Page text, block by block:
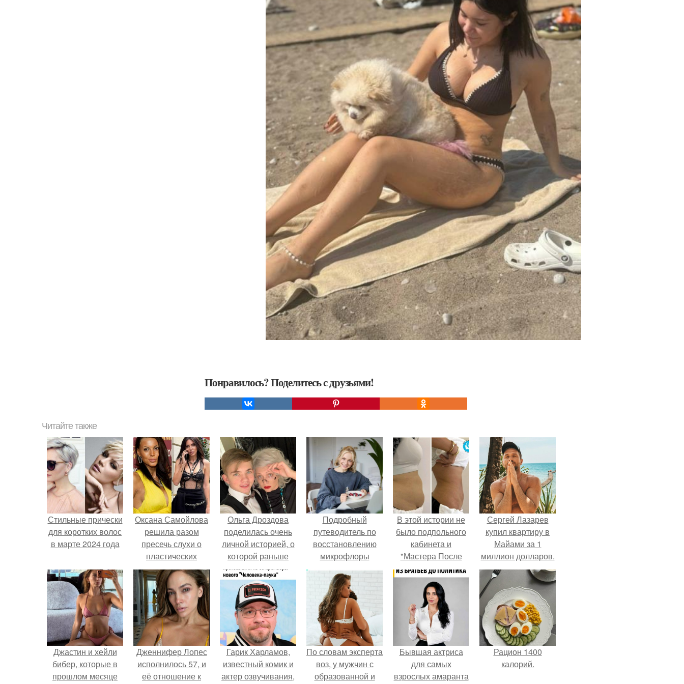
Понравилось? Поделитесь с друзьями!
Читайте также
Стильные прически
для коротких волос
в марте 2024 года
Оксана Самойлова
решила разом
пресечь слухи о
пластических
операциях и
публично
прояснила
ситуацию.
Ольга Дроздова
поделилась очень
личной историей, о
которой раньше
почти не говорила.
Подробный
путеводитель по
восстановлению
микрофлоры
кишечника
В этой истории не
было подпольного
кабинета и
"Мастера После
Двухнедельных
Курсов".
Сергей Лазарев
купил квартиру в
Майами за 1
миллион долларов.
Джастин и хейли
бибер, которые в
прошлом месяце
Дженнифер Лопес
исполнилось 57, и
её отношение к
Гарик Харламов,
известный комик и
актер озвучивания,
По словам эксперта
воз, у мужчин с
образованной и
Бывшая актриса
для самых
взрослых амаранта
Рацион 1400
калорий.